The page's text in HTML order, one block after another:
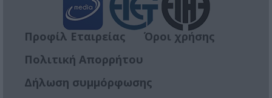
Προφίλ Εταιρείας
Όροι χρήσης
Πολιτική Απορρήτου
Δήλωση συμμόρφωσης